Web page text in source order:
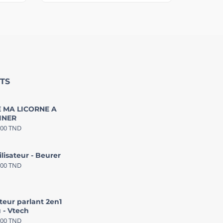
MA LICORNE A
TND
- Beurer
TND
parlant 2en1
- Vtech
TND